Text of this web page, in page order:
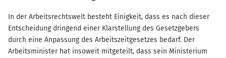
In der Arbeitsrechtswelt besteht Einigkeit, dass es nach dieser
Entscheidung dringend einer Klarstellung des Gesetzgebers
durch eine Anpassung des Arbeitszeitgesetzes bedarf. Der
Arbeitsminister hat insoweit mitgeteilt, dass sein Ministerium